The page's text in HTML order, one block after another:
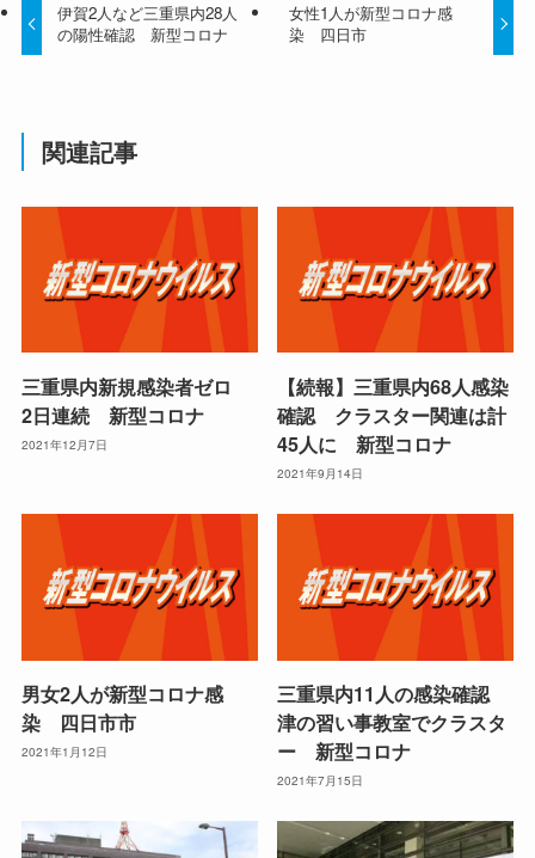
伊賀2人など三重県内28人
の陽性確認 新型コロナ
女性1人が新型コロナ感
染 四日市
関連記事
三重県内新規感染者ゼロ
2日連続 新型コロナ
2021年12月7日
【続報】三重県内68人感染
確認 クラスター関連は計
45人に 新型コロナ
2021年9月14日
男女2人が新型コロナ感
染 四日市市
2021年1月12日
三重県内11人の感染確認
津の習い事教室でクラスタ
ー 新型コロナ
2021年7月15日